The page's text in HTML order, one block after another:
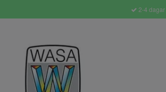
2-4